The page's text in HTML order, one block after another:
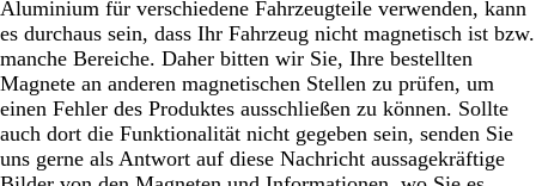
Aluminium für verschiedene Fahrzeugteile verwenden, kann
es durchaus sein, dass Ihr Fahrzeug nicht magnetisch ist bzw.
manche Bereiche. Daher bitten wir Sie, Ihre bestellten
Magnete an anderen magnetischen Stellen zu prüfen, um
einen Fehler des Produktes ausschließen zu können. Sollte
auch dort die Funktionalität nicht gegeben sein, senden Sie
uns gerne als Antwort auf diese Nachricht aussagekräftige